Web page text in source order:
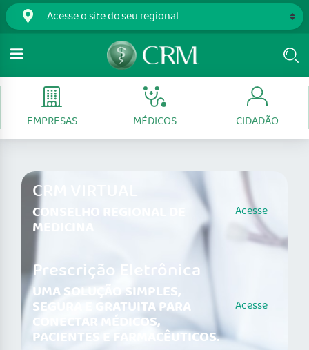
EMPRESAS MÉDICOS CIDADÃO
CRM VIRTUAL
CONSELHO REGIONAL DE
MEDICINA
Acesse
Prescrição Eletrônica
UMA SOLUÇÃO SIMPLES,
SEGURA E GRATUITA PARA
CONECTAR MÉDICOS,
PACIENTES E FARMACÊUTICOS.
Acesse